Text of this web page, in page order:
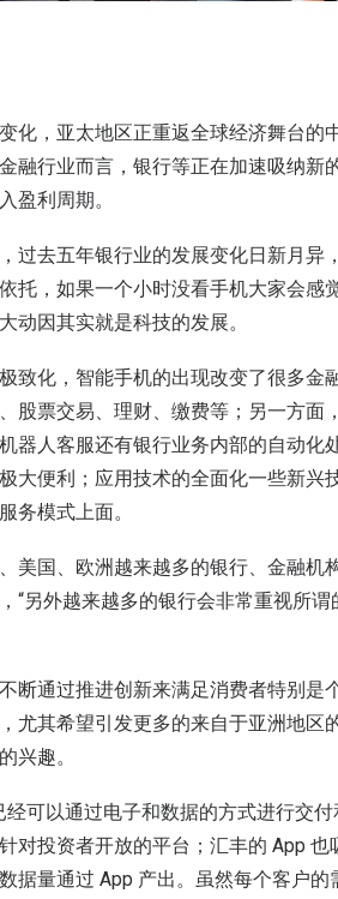
化，亚太地区正重返全球经济舞台的
融行业而言，银行等正在加速吸纳新
盈利周期。
过去五年银行业的发展变化日新月异
托，如果一个小时没看手机大家会感
动因其实就是科技的发展。
致化，智能手机的出现改变了很多金
股票交易、理财、缴费等；另一方面
器人客服还有银行业务内部的自动化
大便利；应用技术的全面化一些新兴
务模式上面。
美国、欧洲越来越多的银行、金融机
“另外越来越多的银行会非常重视所
断通过推进创新来满足消费者特别是
尤其希望引发更多的来自于亚洲地区
兴趣。
可以通过电子和数据的方式进行交付
对投资者开放的平台；汇丰的 App
据量通过 App 产出。虽然每个客户的